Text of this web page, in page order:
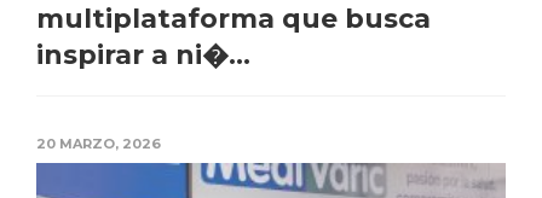
multiplataforma que busca
inspirar a ni�...
20 MARZO, 2026